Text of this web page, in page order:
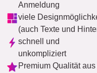
Anmeldung
viele
(auch Texte und
schnell und
unkompliziert
Premium Qualität